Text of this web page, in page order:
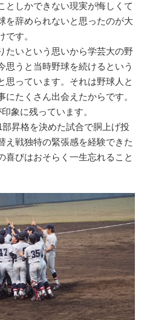
としかできない現実が悔しくて
を辞められないと思ったのが大
す。
たいという思いから学芸大の野
思うと当時野球を続けるという
思っています。それは野球人と
にたくさん出会えたからです。
象に残っています。
昇格を決めた試合で胴上げ投
え戦独特の緊張感を経験できた
喜びはおそらく一生忘れること